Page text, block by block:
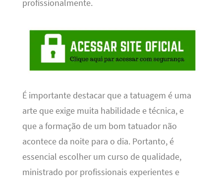
profissionalmente.
É importante destacar que a tatuagem é uma
arte que exige muita habilidade e técnica, e
que a formação de um bom tatuador não
acontece da noite para o dia. Portanto, é
essencial escolher um curso de qualidade,
ministrado por profissionais experientes e